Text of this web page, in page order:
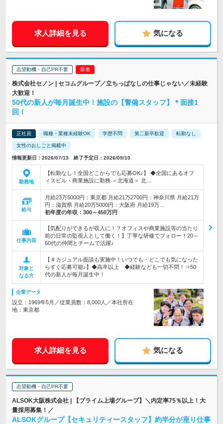
求人詳細を見る 気になる
志望動機・自己PR不要
株式会社セノン | セコムグループ／立ちっぱなしの仕事じゃない／未経験
大歓迎！
50代の新人が毎月誕生中！施設の【警備スタッフ】＊面接1
回！
正社員 職種・業種未経験OK 学歴不問 第二新卒歓迎 転勤なし
女性のおしごと掲載中
情報更新日：2026/07/13 終了予定日：2026/09/10
勤務地
【転勤なし！全国どこからでも応募OK♪】 ◆全国にあるオフ
ィスビル・商業施設に勤務 ＜北海道＞ 北…
給与
月給23万5000円：東京都 月給21万2700円：神奈川県 月給21万
円：滋賀県 月給20万5000円：大阪府 月給19万…
初年度の年収： 300～450万円
仕事内容
【気配りができるが収入に！？オフィスや商業施設等の当たり
前の日常の監視人として働く！】丁寧な研修でフォロー！20～
60代の仲間とチームで活躍♪
対象と
なる方
【＃カジュアル面談も実施中！いつでも・どこでも気になった
らすぐ応募可能♪】◆高卒以上 ◆経験なども一切不問！⇒50
代の新人が毎月誕生中！
企業データ
設立：1969年5月／従業員数：8,000人／本社所在
地：東京都
求人詳細を見る 気になる
志望動機・自己PR不要
ALSOK大阪株式会社 | 【プライム上場グループ】＼内定率75％以上！大
量採用募集！／
ALSOKグループ【セキュリティースタッフ】約半分が座り仕事